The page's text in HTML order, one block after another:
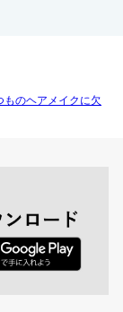
ものヘアメイクに欠